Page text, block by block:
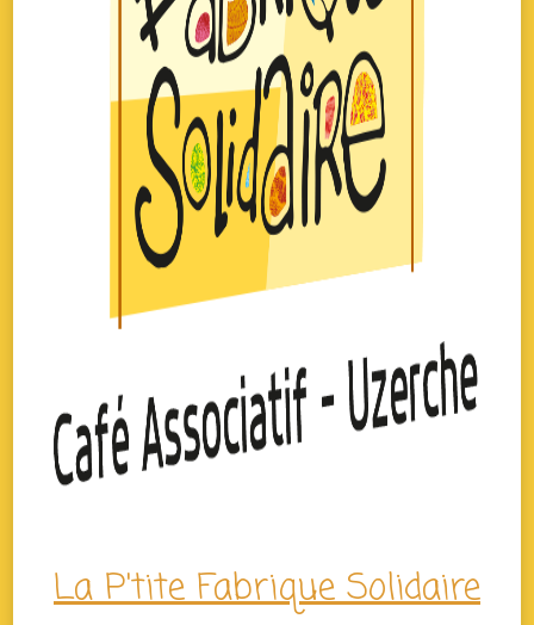
La P'tite Fabrique Solidaire